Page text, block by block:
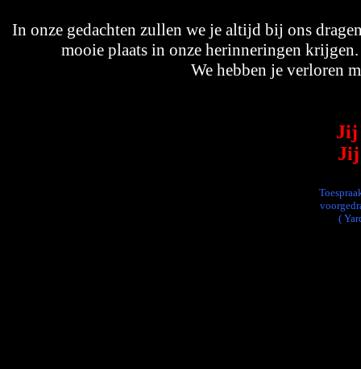
In onze gedachten zullen we je altijd bij ons
mooie plaats in onze herinneringen
We hebben je verloren
Jij
Jij
(